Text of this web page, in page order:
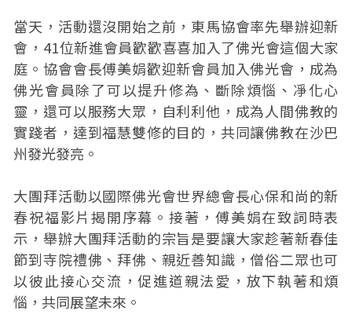
當天，活動還沒開始之前，東馬協會率先舉辦迎新
會，41位新進會員歡歡喜喜加入了佛光會這個大家
庭。協會會長傅美娟歡迎新會員加入佛光會，成為
佛光會員除了可以提升修為、斷除煩惱、凈化心
靈，還可以服務大眾，自利利他，成為人間佛教的
實踐者，達到福慧雙修的目的，共同讓佛教在沙巴
州發光發亮。
大團拜活動以國際佛光會世界總會長心保和尚的新
春祝福影片揭開序幕。接著，傅美娟在致詞時表
示，舉辦大團拜活動的宗旨是要讓大家趁著新春佳
節到寺院禮佛、拜佛、親近善知識，僧俗二眾也可
以彼此接心交流，促進道親法愛，放下執著和煩
惱，共同展望未來。